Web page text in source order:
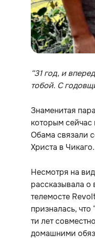
“31 год, и
тобой. С
Знаменитая
которым сейчас
Обама связали
Христа в Чикаго.
Несмотря на
рассказывала о
телемосте
призналась,
ти лет
домашними